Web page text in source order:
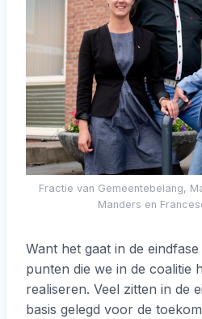
Fractie van Gemeentebelang,
Manders en
Want het gaat in de
punten die we in de coalitie
realiseren. Veel zitten in de
basis gelegd voor de